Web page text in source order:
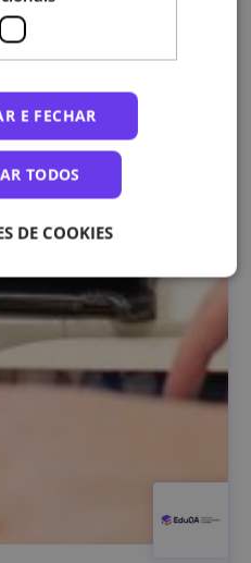
E FECHAR
TODOS
DE COOKIES